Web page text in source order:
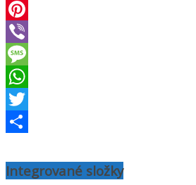
Email
Pinterest
Viber
Message
WhatsApp
Twitter
Integrované složky